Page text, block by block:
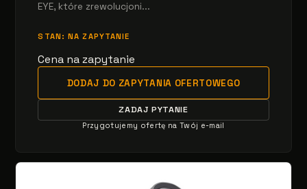
EYE, które zrewolucjoni...
STAN: NA ZAPYTANIE
Cena na zapytanie
DODAJ DO ZAPYTANIA OFERTOWEGO
ZADAJ PYTANIE
Przygotujemy ofertę na Twój e-mail